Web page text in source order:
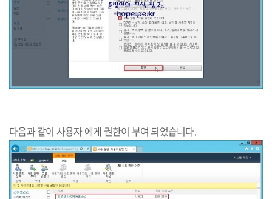
다음과 같이 사용자 에게 권한이 부여 되었습니다.